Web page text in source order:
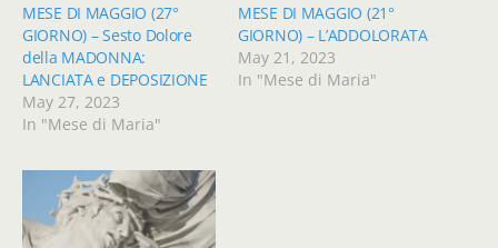
MESE DI MAGGIO (27°
GIORNO) – Sesto Dolore
della MADONNA:
LANCIATA e DEPOSIZIONE
May 27, 2023
In "Mese di Maria"
MESE DI MAGGIO (21°
GIORNO) – L’ADDOLORATA
May 21, 2023
In "Mese di Maria"